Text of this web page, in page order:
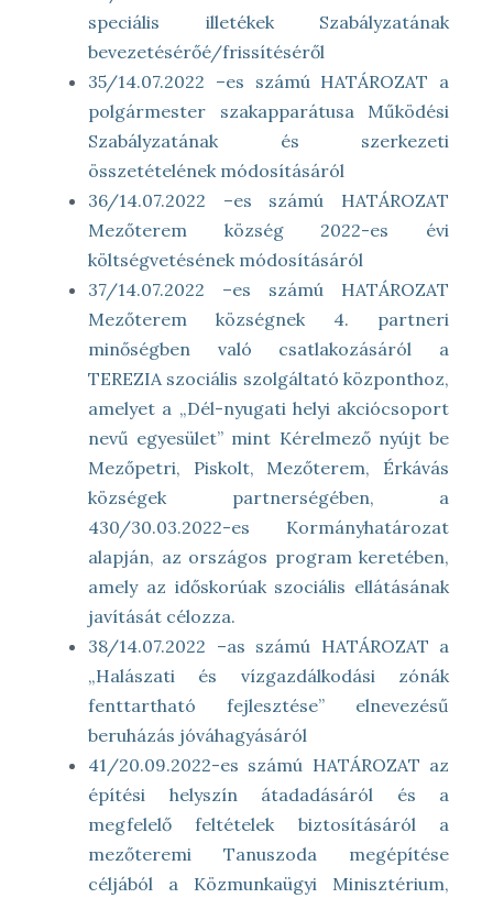
speciális illetékek Szabályzatának
bevezetésérőé/frissítéséről
35/14.07.2022 –es számú HATÁROZAT a
polgármester szakapparátusa Működési
Szabályzatának és szerkezeti
összetételének módosításáról
36/14.07.2022 –es számú HATÁROZAT
Mezőterem község 2022-es évi
költségvetésének módosításáról
37/14.07.2022 –es számú HATÁROZAT
Mezőterem községnek 4. partneri
minőségben való csatlakozásáról a
TEREZIA szociális szolgáltató központhoz,
amelyet a „Dél-nyugati helyi akciócsoport
nevű egyesület” mint Kérelmező nyújt be
Mezőpetri, Piskolt, Mezőterem, Érkávás
községek partnerségében, a
430/30.03.2022-es Kormányhatározat
alapján, az országos program keretében,
amely az időskorúak szociális ellátásának
javítását célozza.
38/14.07.2022 –as számú HATÁROZAT a
„Halászati és vízgazdálkodási zónák
fenttartható fejlesztése” elnevezésű
beruházás jóváhagyásáról
41/20.09.2022-es számú HATÁROZAT az
építési helyszín átadadásáról és a
megfelelő feltételek biztosításáról a
mezőteremi Tanuszoda megépítése
céljából a Közmunkaügyi Minisztérium,